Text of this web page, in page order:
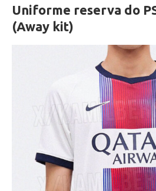
Uniforme reserva do
(Away kit)